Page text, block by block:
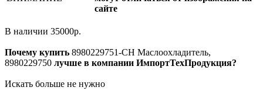
сайте
В наличии 35000р.
Почему купить 8980229751-CH Маслоохладитель,
8980229750 лучше в компании ИмпортТехПродукция?
Искать больше не нужно